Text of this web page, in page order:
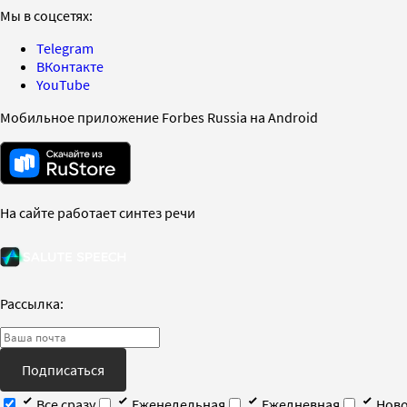
Мы в соцсетях:
Telegram
ВКонтакте
YouTube
Мобильное приложение Forbes Russia на Android
На сайте работает синтез речи
Рассылка:
Подписаться